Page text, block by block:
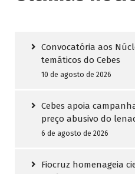
Convocatória aos
temáticos do Cebes
10 de agosto de 2026
Cebes apoia
preço abusivo do
6 de agosto de 2026
Fiocruz homenageia